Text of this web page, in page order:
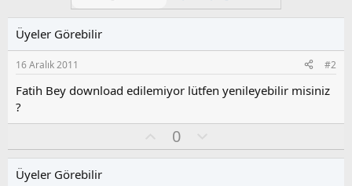
e
r
Üyeler Görebilir
16 Aralık 2011 #2
Fatih Bey download edilemiyor lütfen yenileyebilir misiniz
?
y
0
l
Üyeler Görebilir